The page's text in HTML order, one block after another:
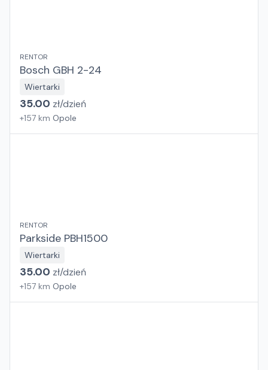
RENTOR
Bosch GBH 2-24
Wiertarki
35.00 zł/dzień
+157 km Opole
RENTOR
Parkside PBH1500
Wiertarki
35.00 zł/dzień
+157 km Opole